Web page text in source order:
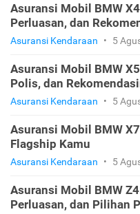
Asuransi Mobil BMW
Perluasan, dan
Asuransi Kendaraan • 5
Asuransi Mobil BMW
Polis, dan
Asuransi Kendaraan • 5
Asuransi Mobil BMW
Flagship Kamu
Asuransi Kendaraan • 5
Asuransi Mobil BMW
Perluasan, dan Pilihan